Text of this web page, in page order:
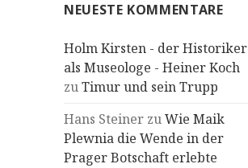
NEUESTE KOMMENTARE
Holm Kirsten - der Historiker
als Museologe - Heiner Koch
zuTimur und sein Trupp
Hans Steiner zuWie Maik
Plewnia die Wende in der
Prager Botschaft erlebte